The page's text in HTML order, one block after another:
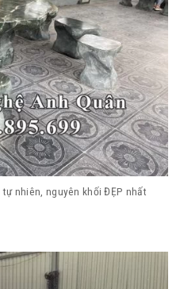
tự nhiên, nguyên khối ĐẸP nhất